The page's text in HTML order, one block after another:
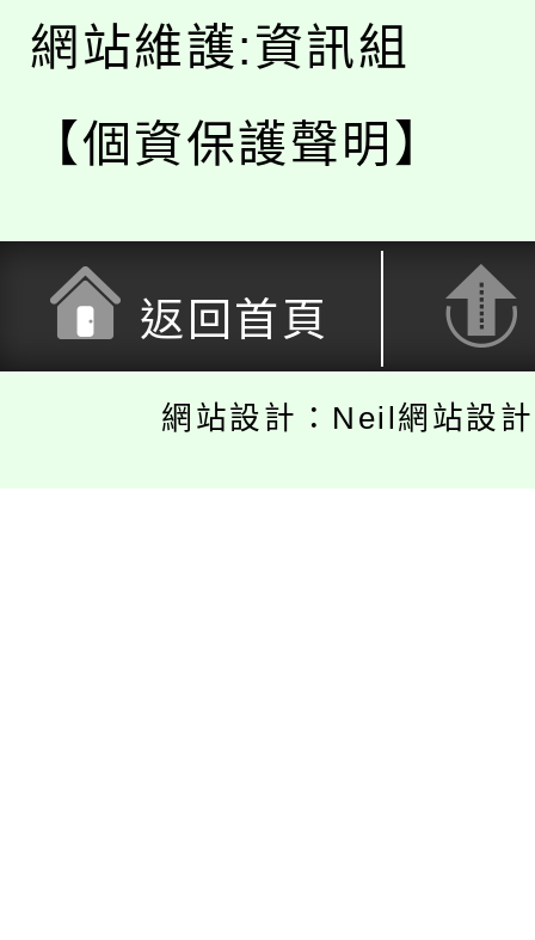
網站維護:資訊組
【個資保護聲明】
返回首頁
網站設計：Neil網站設